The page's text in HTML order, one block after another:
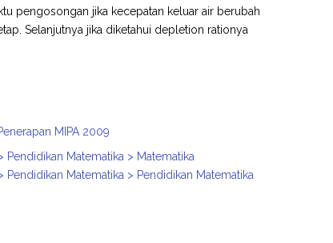
pengosongan jika kecepatan keluar air berubah
Selanjutnya jika diketahui depletion rationya
MIPA 2009
Pendidikan Matematika > Matematika
Pendidikan Matematika > Pendidikan Matematika